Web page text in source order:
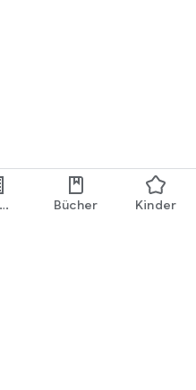
Bücher Kinder